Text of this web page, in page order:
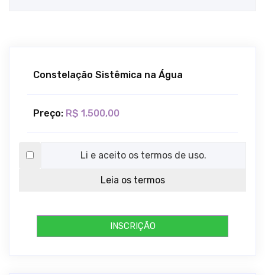
Constelação Sistêmica na Água
Preço: R$ 1.500,00
Li e aceito os termos de uso.
Leia os termos
INSCRIÇÃO